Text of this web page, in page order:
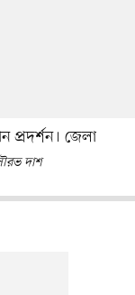
প্রদর্শন। জেলা
দাশ